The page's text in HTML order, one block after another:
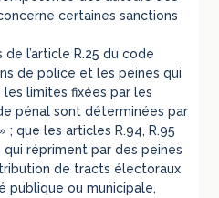
certaines sanctions
de l’article R.25 du code
de police et les peines qui
limites fixées par les
pénal sont déterminées par
; que les articles R.94, R.95
répriment par des peines
de tracts électoraux
publique ou municipale,